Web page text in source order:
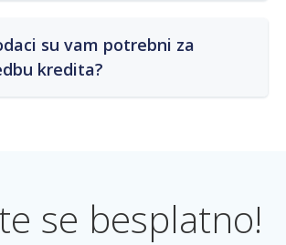
su vam potrebni za
kredita?
se besplatno!